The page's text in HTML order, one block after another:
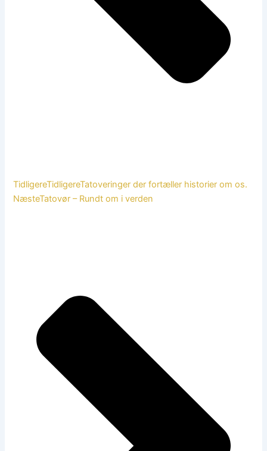
TidligereTidligereTatoveringer der fortæller historier om os.
NæsteTatovør – Rundt om i verden